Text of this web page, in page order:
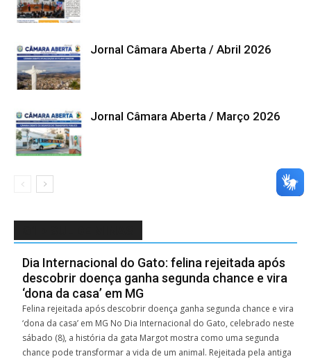
Jornal Câmara Aberta / Abril 2026
Jornal Câmara Aberta / Março 2026
Dia Internacional do Gato: felina rejeitada após
descobrir doença ganha segunda chance e vira
‘dona da casa’ em MG
Felina rejeitada após descobrir doença ganha segunda chance e vira
‘dona da casa’ em MG No Dia Internacional do Gato, celebrado neste
sábado (8), a história da gata Margot mostra como uma segunda
chance pode transformar a vida de um animal. Rejeitada pela antiga